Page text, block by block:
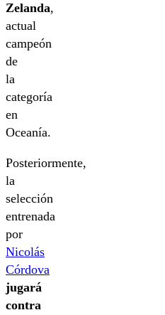
Zelanda,
actual
campeón
de
la
categoría
en
Oceanía.
Posteriormente,
la
selección
entrenada
por
Nicolás
Córdova
jugará
contra